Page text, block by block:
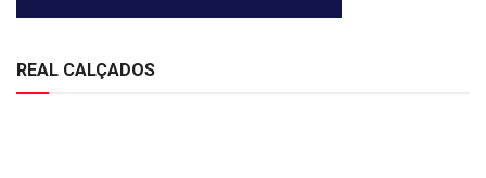
REAL CALÇADOS